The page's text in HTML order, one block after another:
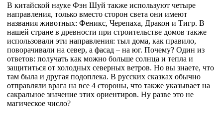
В китайской науке Фэн Шуй также используют четыре
направления, только вместо сторон света они имеют
названия животных: Феникс, Черепаха, Дракон и Тигр. В
нашей стране в древности при строительстве домов также
использовали эти направления: тыл дома, как правило,
поворачивали на север, а фасад – на юг. Почему? Один из
ответов: получать как можно больше солнца и тепла и
защититься от холодных северных ветров. Но вы знаете, что
там была и другая подоплека. В русских сказках обычно
отправляли врага на все 4 стороны, что также указывает на
сакральное значение этих ориентиров. Ну разве это не
магическое число?